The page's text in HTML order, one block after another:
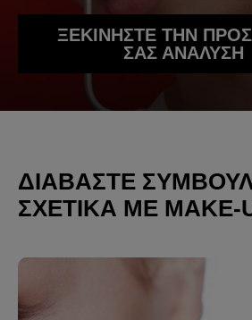
ΞΕΚΙΝΗΣΤΕ ΤΗΝ
ΣΑΣ ΑΝΑΛΥΣΗ
ΔΙΑΒΆΣΤΕ
ΣΧΕΤΙΚΆ ΜΕ MAKE-